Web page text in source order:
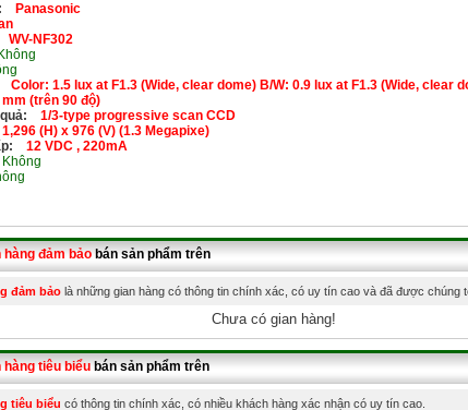
Panasonic
WV-NF302
Color: 1.5 lux at F1.3 (Wide, clear dome) B/W: 0.9 lux at F1.3 (Wide, clear
mm (trên 90 độ)
1/3-type progressive scan CCD
1,296 (H) x 976 (V) (1.3 Megapixe)
12 VDC , 220mA
Không
hàng đảm bảobán sản phẩm trên
đảm bảo là những gian hàng có thông tin chính xác, có uy tín cao và đã được chúng
Chưa có gian hàng!
hàng tiêu biểubán sản phẩm trên
tiêu biểu có thông tin chính xác, có nhiều khách hàng xác nhận có uy tín cao.